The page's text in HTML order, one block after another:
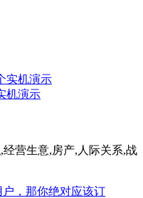
机演示
营生意,房产,人际关系,战
，那你绝对应该订